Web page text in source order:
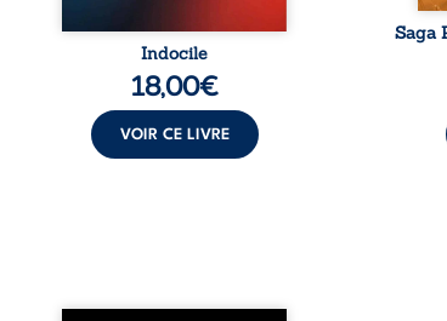
Indocile
18,00€
VOIR CE LIVRE
Saga